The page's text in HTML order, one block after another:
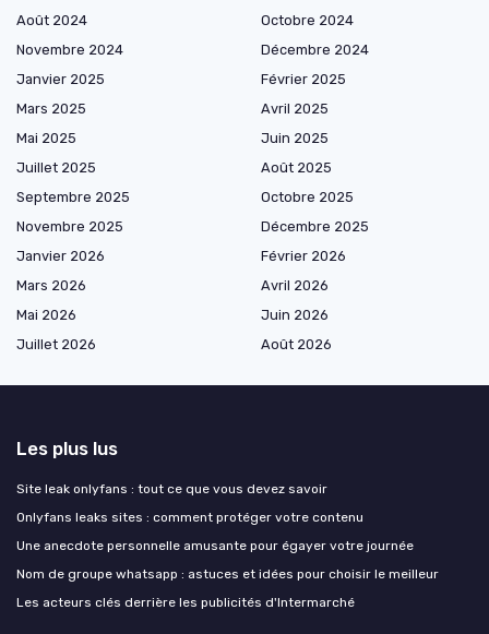
Août 2024
Octobre 2024
Novembre 2024
Décembre 2024
Janvier 2025
Février 2025
Mars 2025
Avril 2025
Mai 2025
Juin 2025
Juillet 2025
Août 2025
Septembre 2025
Octobre 2025
Novembre 2025
Décembre 2025
Janvier 2026
Février 2026
Mars 2026
Avril 2026
Mai 2026
Juin 2026
Juillet 2026
Août 2026
Les plus lus
Site leak onlyfans : tout ce que vous devez savoir
Onlyfans leaks sites : comment protéger votre contenu
Une anecdote personnelle amusante pour égayer votre journée
Nom de groupe whatsapp : astuces et idées pour choisir le meilleur
Les acteurs clés derrière les publicités d'Intermarché